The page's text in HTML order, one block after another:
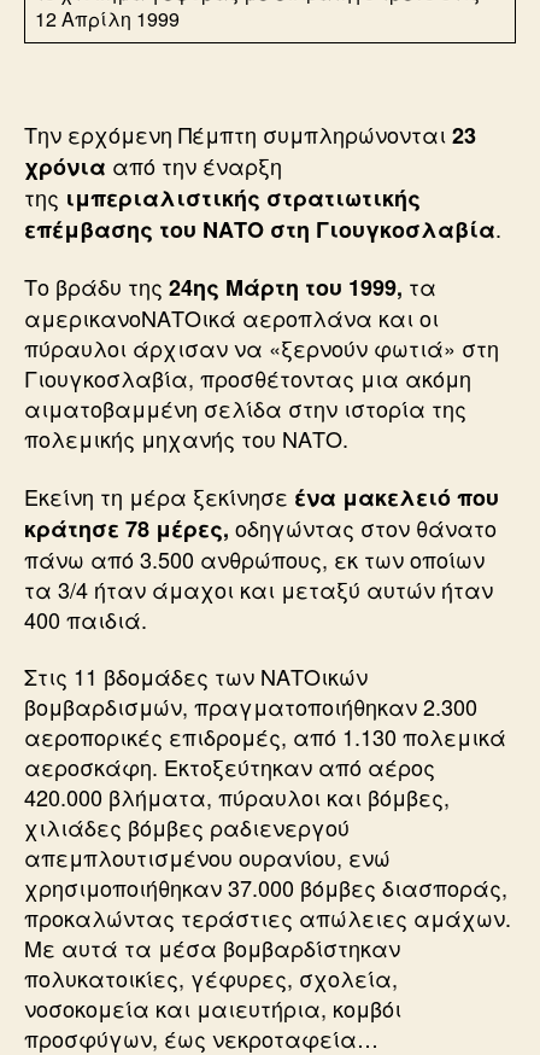
12 Απρίλη 1999
Την ερχόμενη Πέμπτη συμπληρώνονται23
χρόνια από την έναρξη
της ιμπεριαλιστικής στρατιωτικής
επέμβασης του ΝΑΤΟ στη Γιουγκοσλαβία.
Το βράδυ της 24ης Μάρτη του 1999, τα
αμερικανοΝΑΤΟικά αεροπλάνα και οι
πύραυλοι άρχισαν να «ξερνούν φωτιά» στη
Γιουγκοσλαβία, προσθέτοντας μια ακόμη
αιματοβαμμένη σελίδα στην ιστορία της
πολεμικής μηχανής του ΝΑΤΟ.
Εκείνη τη μέρα ξεκίνησε ένα μακελειό που
κράτησε 78 μέρες, οδηγώντας στον θάνατο
πάνω από 3.500 ανθρώπους, εκ των οποίων
τα 3/4 ήταν άμαχοι και μεταξύ αυτών ήταν
400 παιδιά.
Στις 11 βδομάδες των ΝΑΤΟικών
βομβαρδισμών, πραγματοποιήθηκαν 2.300
αεροπορικές επιδρομές, από 1.130 πολεμικά
αεροσκάφη. Εκτοξεύτηκαν από αέρος
420.000 βλήματα, πύραυλοι και βόμβες,
χιλιάδες βόμβες ραδιενεργού
απεμπλουτισμένου ουρανίου, ενώ
χρησιμοποιήθηκαν 37.000 βόμβες διασποράς,
προκαλώντας τεράστιες απώλειες αμάχων.
Με αυτά τα μέσα βομβαρδίστηκαν
πολυκατοικίες, γέφυρες, σχολεία,
νοσοκομεία και μαιευτήρια, κομβόι
προσφύγων, έως νεκροταφεία…